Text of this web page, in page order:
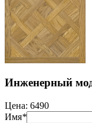
Инженерный
Цена: 6490
Имя*